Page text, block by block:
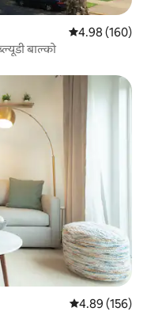
औसत रेटिंग 5 में से
4.98 (160)
बाल्को
औसत रेटिंग 5 में से
4.89 (156)